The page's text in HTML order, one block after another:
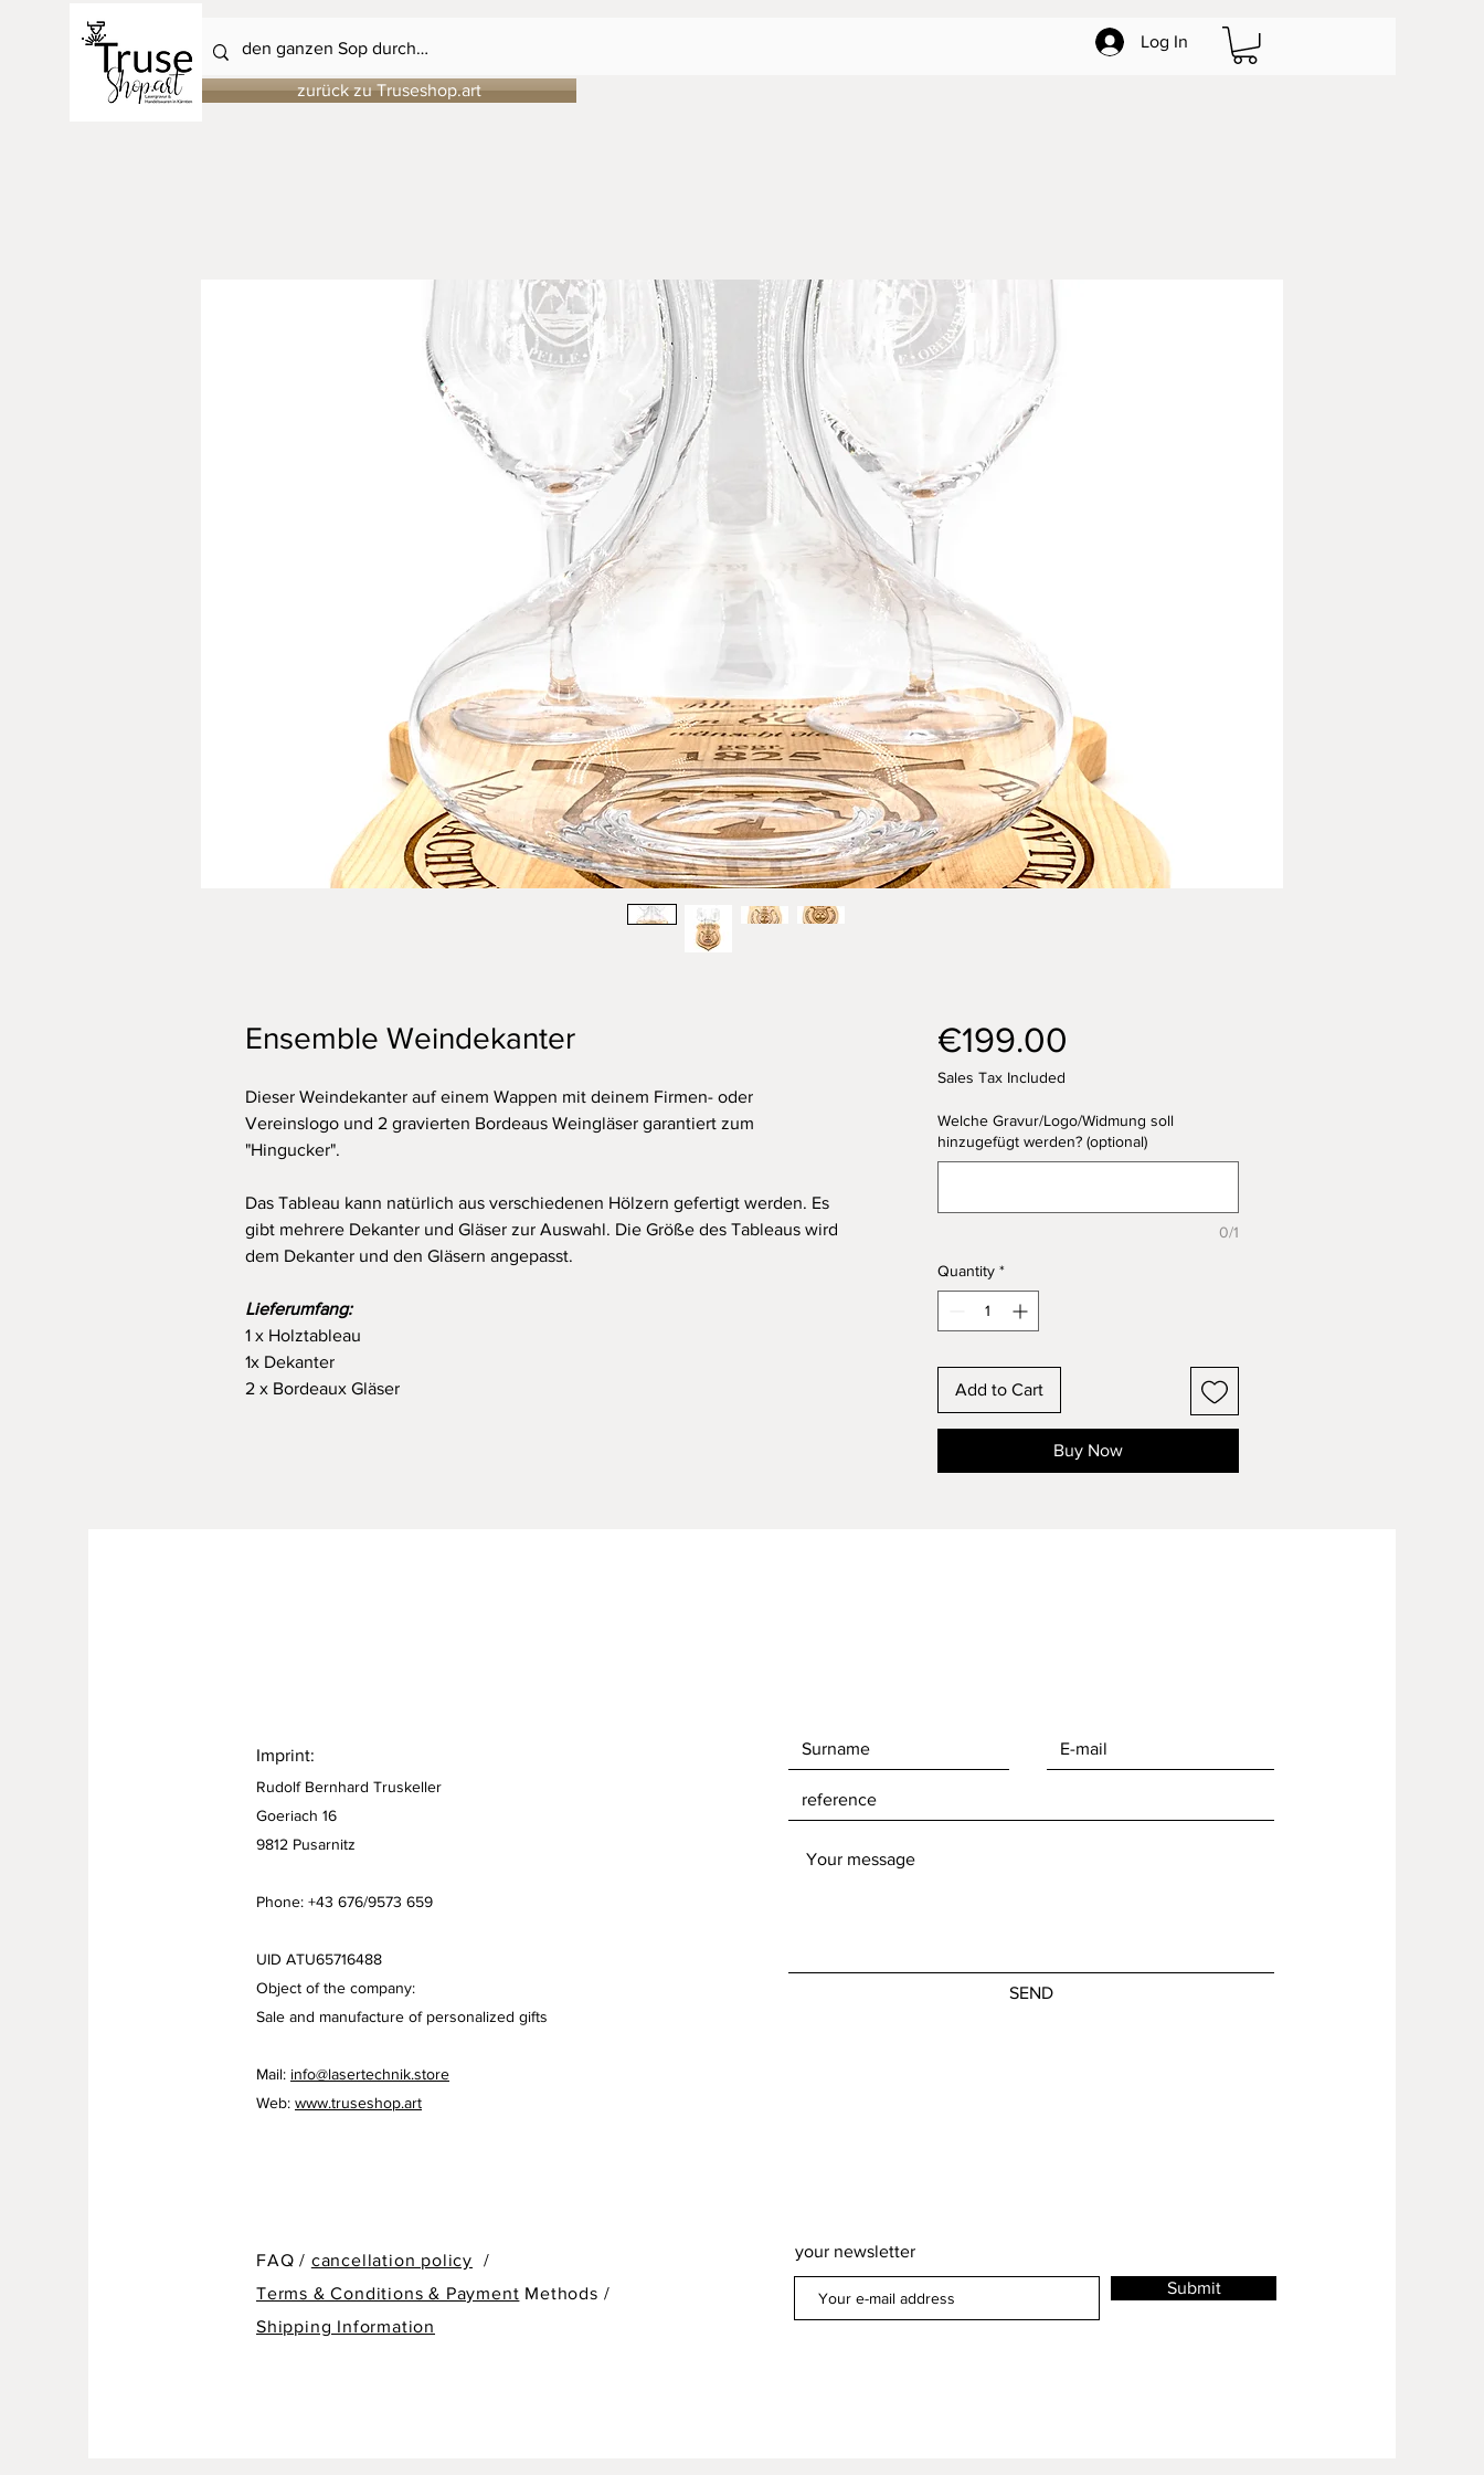
Log In
zurück zu Truseshop.art
Ensemble Weindekanter
Dieser Weindekanter auf einem Wappen mit deinem Firmen- oder
Vereinslogo und 2 gravierten Bordeaus Weingläser garantiert zum
"Hingucker".
Das Tableau kann natürlich aus verschiedenen Hölzern gefertigt werden. Es
gibt mehrere Dekanter und Gläser zur Auswahl. Die Größe des Tableaus wird
dem Dekanter und den Gläsern angepasst.
Lieferumfang:
1 x Holztableau
1x Dekanter
2 x Bordeaux Gläser
€199.00
Sales Tax Included
Welche Gravur/Logo/Widmung soll
hinzugefügt werden? (optional)
0/1
Quantity *
Add to Cart
Buy Now
Imprint:
Rudolf Bernhard Truskeller
Goeriach 16
9812 Pusarnitz
Phone: +43 676/9573 659
UID ATU65716488
Object of the company:
Sale and manufacture of personalized gifts
Mail: info@lasertechnik.store
Web: www.truseshop.art
SEND
FAQ / cancellation policy
/
Terms & Conditions & Payment Methods /
Shipping Information
your newsletter
Submit